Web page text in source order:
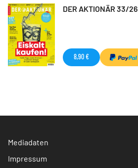
DER AKTIONÄR 33/26
8,90 €
Mediadaten
Impressum